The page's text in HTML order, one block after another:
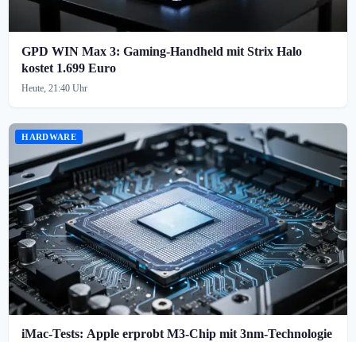
GPD WIN Max 3: Gaming-Handheld mit Strix Halo
kostet 1.699 Euro
Heute, 21:40 Uhr
HARDWARE
iMac-Tests: Apple erprobt M3-Chip mit 3nm-Technologie